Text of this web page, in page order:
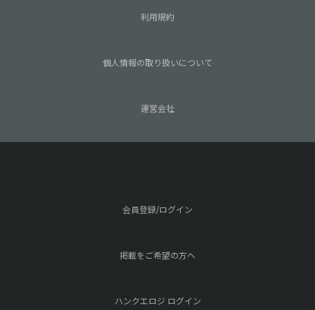
利用規約
個人情報の取り扱いについて
運営会社
会員登録/ログイン
掲載をご希望の方へ
ハンクエロジ ログイン